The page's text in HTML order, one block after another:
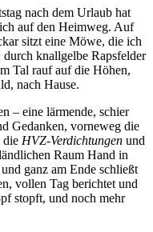
nach dem Urlaub hat
auf den Heimweg. Auf
sitzt eine Möwe, die ich
knallgelbe Rapsfelder
Tal rauf auf die Höhen,
nach Hause.
– eine lärmende, schier
Gedanken, vorneweg die
die HVZ-Verdichtungen und
Raum Hand in
ganz am Ende schließt
vollen Tag berichtet und
stopft, und noch mehr